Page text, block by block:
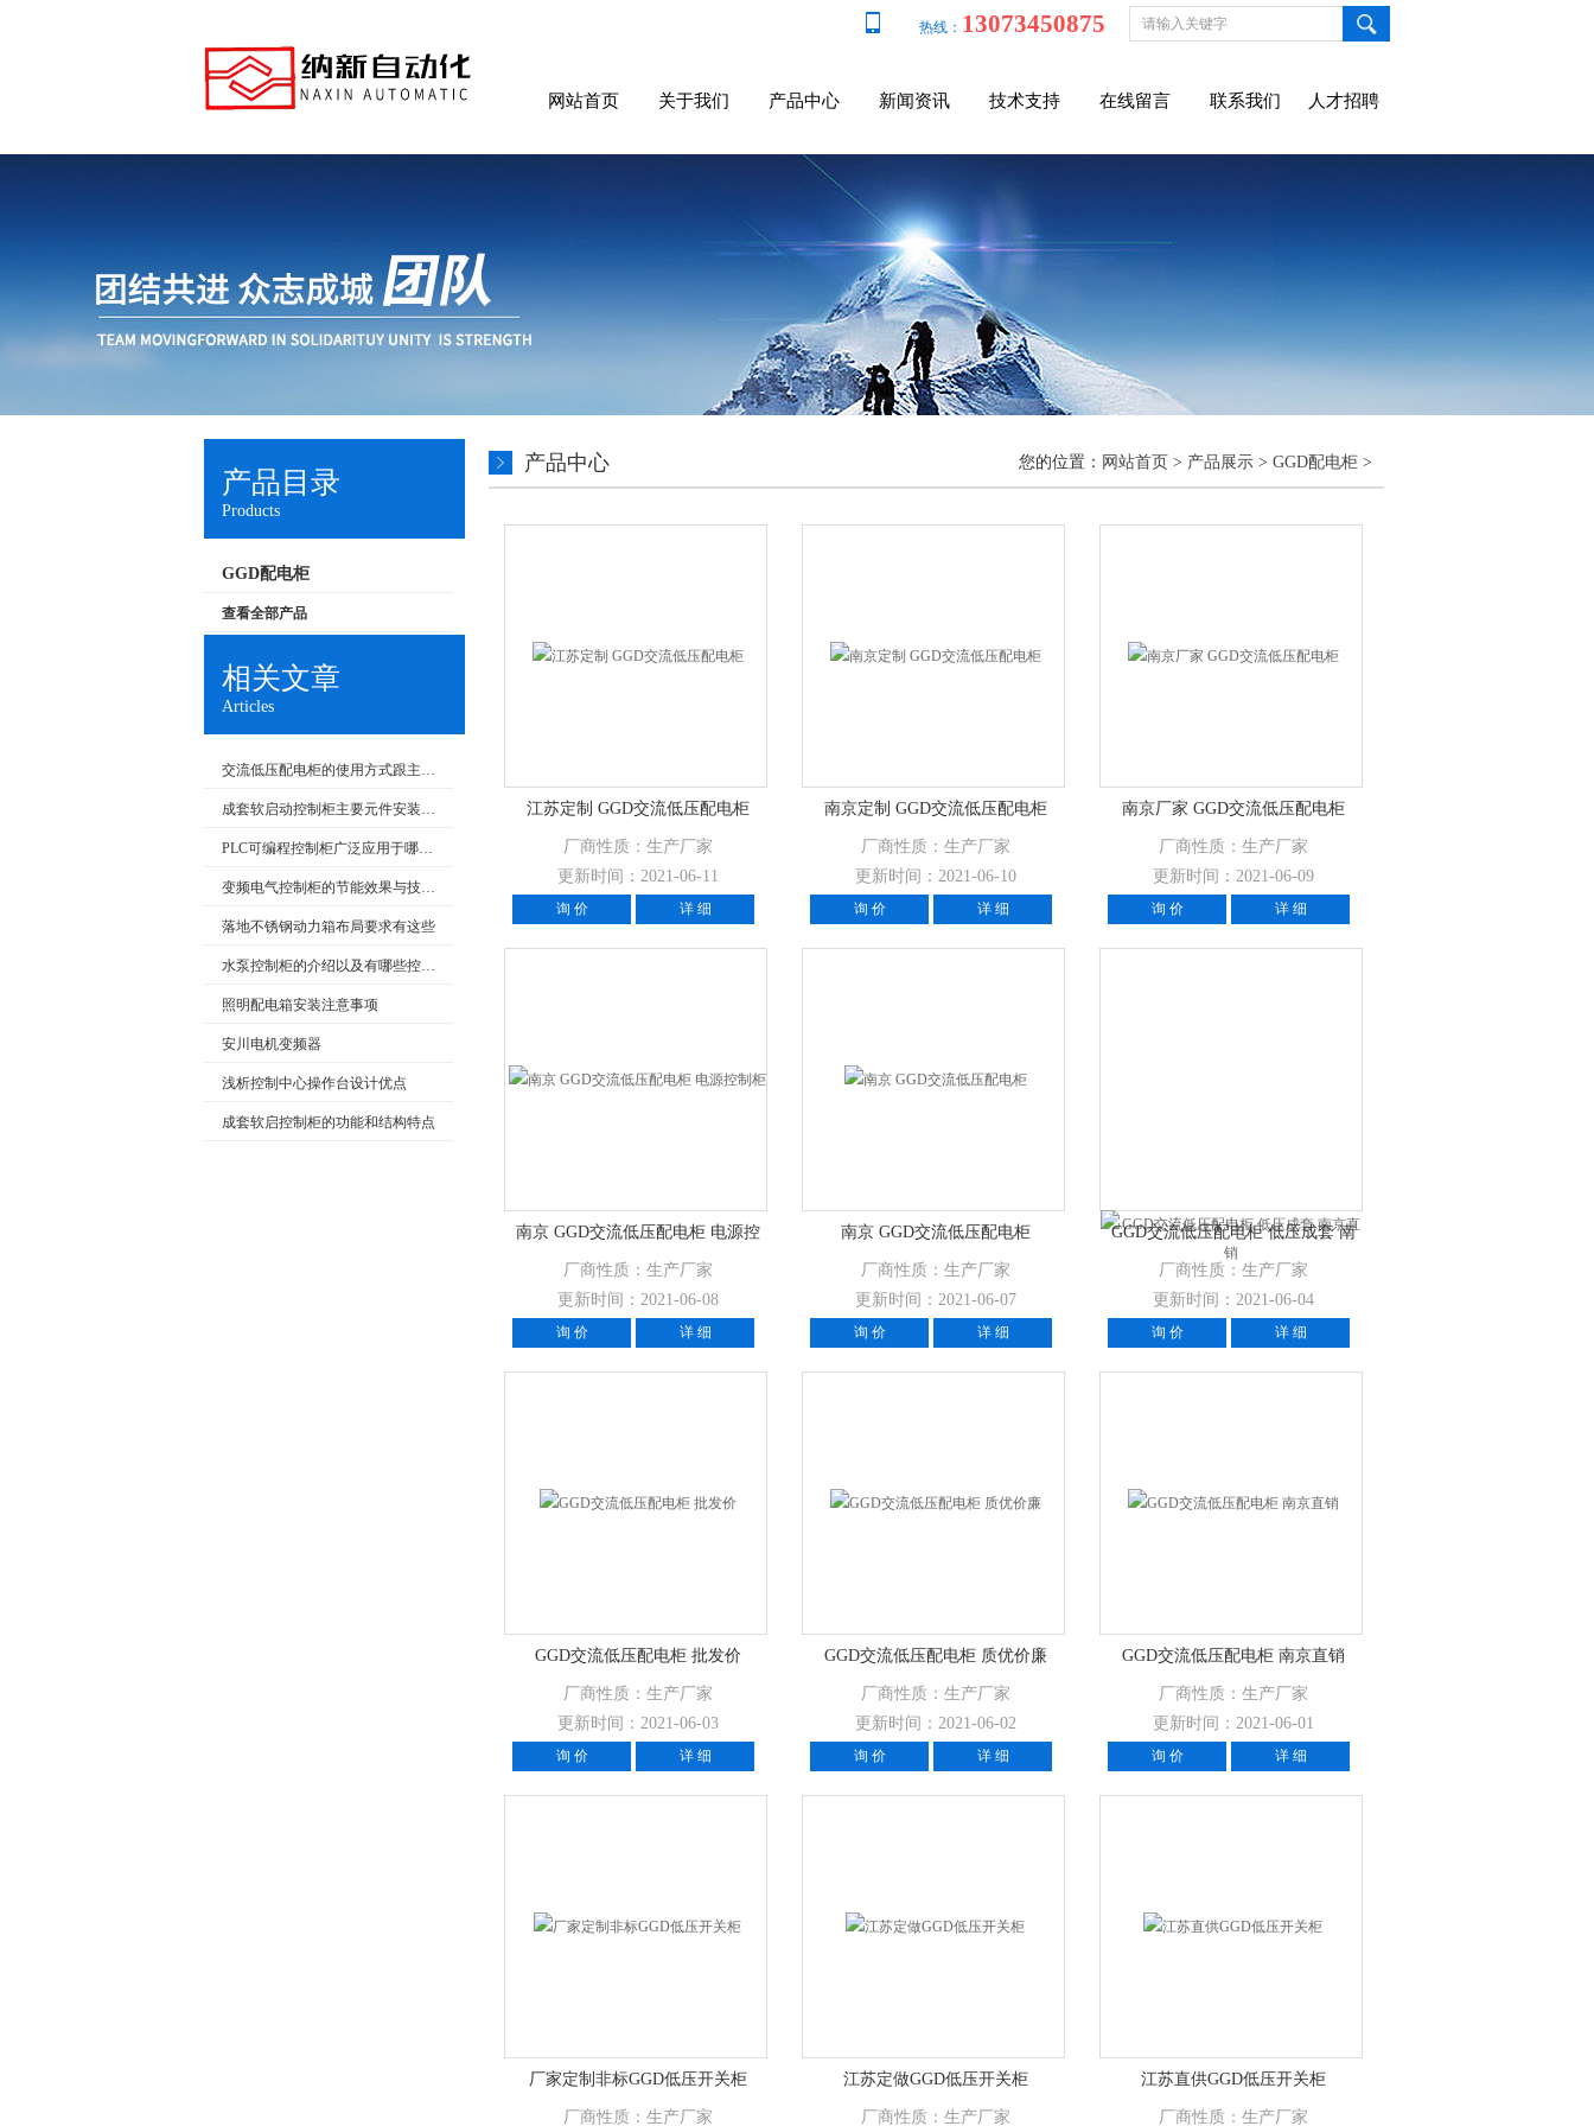
热线： 13073450875
网站首页 关于我们 产品中心 新闻资讯 技术支持 在线留言 联系我们 人才招聘
产品目录
Products
GGD配电柜
查看全部产品
相关文章
Articles
交流低压配电柜的使用方式跟主要特点
成套软启动控制柜主要元件安装要求和在生产中的应用
PLC可编程控制柜广泛应用于哪些行业？特点是什么？
变频电气控制柜的节能效果与技术发展
落地不锈钢动力箱布局要求有这些
水泵控制柜的介绍以及有哪些控制类型
照明配电箱安装注意事项
安川电机变频器
浅析控制中心操作台设计优点
成套软启控制柜的功能和结构特点
产品中心 您的位置： 网站首页 > 产品展示 > GGD配电柜 >
江苏定制 GGD交流低压配电柜
厂商性质：生产厂家
更新时间：2021-06-11
询 价 详 细
南京定制 GGD交流低压配电柜
厂商性质：生产厂家
更新时间：2021-06-10
询 价 详 细
南京厂家 GGD交流低压配电柜
厂商性质：生产厂家
更新时间：2021-06-09
询 价 详 细
南京 GGD交流低压配电柜 电源控
制柜
厂商性质：生产厂家
更新时间：2021-06-08
询 价 详 细
南京 GGD交流低压配电柜
厂商性质：生产厂家
更新时间：2021-06-07
询 价 详 细
GGD交流低压配电柜 低压成套 南
京直销
厂商性质：生产厂家
更新时间：2021-06-04
询 价 详 细
GGD交流低压配电柜 批发价
厂商性质：生产厂家
更新时间：2021-06-03
询 价 详 细
GGD交流低压配电柜 质优价廉
厂商性质：生产厂家
更新时间：2021-06-02
询 价 详 细
GGD交流低压配电柜 南京直销
厂商性质：生产厂家
更新时间：2021-06-01
询 价 详 细
厂家定制非标GGD低压开关柜
厂商性质：生产厂家
江苏定做GGD低压开关柜
厂商性质：生产厂家
江苏直供GGD低压开关柜
厂商性质：生产厂家